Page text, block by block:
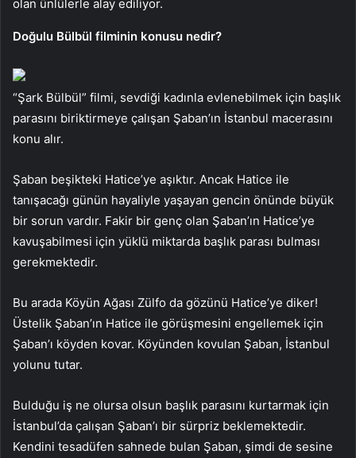
olan ünlülerle alay ediliyor.
Doğulu Bülbül filminin konusu nedir?
“Şark Bülbül” filmi, sevdiği kadınla evlenebilmek için başlık
parasını biriktirmeye çalışan Şaban’ın İstanbul macerasını
konu alır.
Şaban beşikteki Hatice’ye aşıktır. Ancak Hatice ile
tanışacağı günün hayaliyle yaşayan gencin önünde büyük
bir sorun vardır. Fakir bir genç olan Şaban’ın Hatice’ye
kavuşabilmesi için yüklü miktarda başlık parası bulması
gerekmektedir.
Bu arada Köyün Ağası Zülfo da gözünü Hatice’ye diker!
Üstelik Şaban’ın Hatice ile görüşmesini engellemek için
Şaban’ı köyden kovar. Köyünden kovulan Şaban, İstanbul
yolunu tutar.
Bulduğu iş ne olursa olsun başlık parasını kurtarmak için
İstanbul’da çalışan Şaban’ı bir sürpriz beklemektedir.
Kendini tesadüfen sahnede bulan Şaban, şimdi de sesine